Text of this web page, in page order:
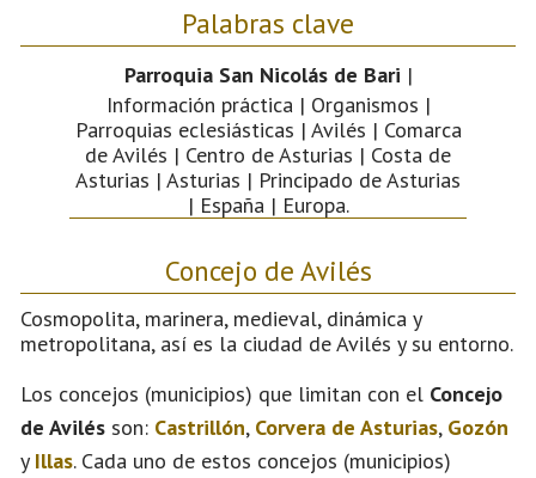
Palabras clave
Parroquia San Nicolás de Bari |
Información práctica | Organismos |
Parroquias eclesiásticas | Avilés | Comarca
de Avilés | Centro de Asturias | Costa de
Asturias | Asturias | Principado de Asturias
| España | Europa.
Concejo de Avilés
Cosmopolita, marinera, medieval, dinámica y
metropolitana, así es la ciudad de Avilés y su entorno.
Los concejos (municipios) que limitan con el Concejo
de Avilés son: Castrillón, Corvera de Asturias, Gozón
y Illas. Cada uno de estos concejos (municipios)